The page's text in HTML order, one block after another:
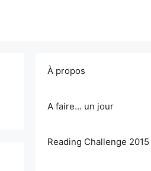
À propos
A faire… un jour
Reading Challenge 2015